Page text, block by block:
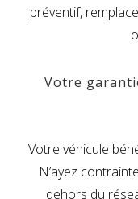
préventif,
Votre
Votre véhicule
N’ayez
dehors du